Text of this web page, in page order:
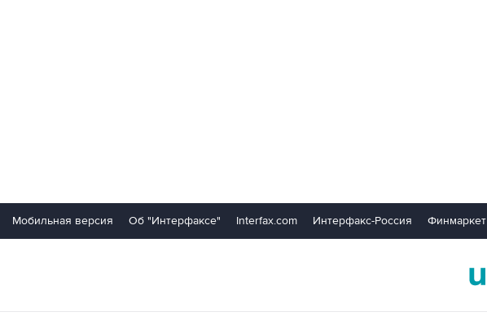
Мобильная версия Об "Интерфаксе" Interfax.com Интерфакс-Россия Финмаркет